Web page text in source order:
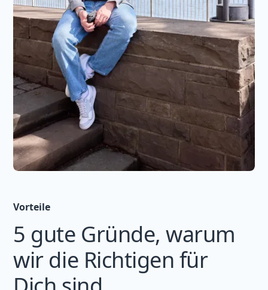
Vorteile
5 gute Gründe, warum
wir die Richtigen für